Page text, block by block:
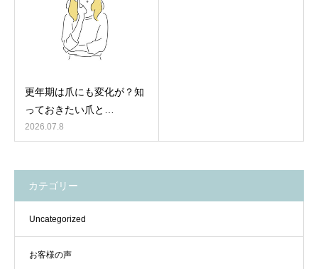
更年期は爪にも変化が？知
っておきたい爪と…
2026.07.8
カテゴリー
Uncategorized
お客様の声